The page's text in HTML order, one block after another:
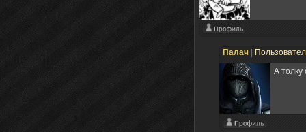
Палач
А толку